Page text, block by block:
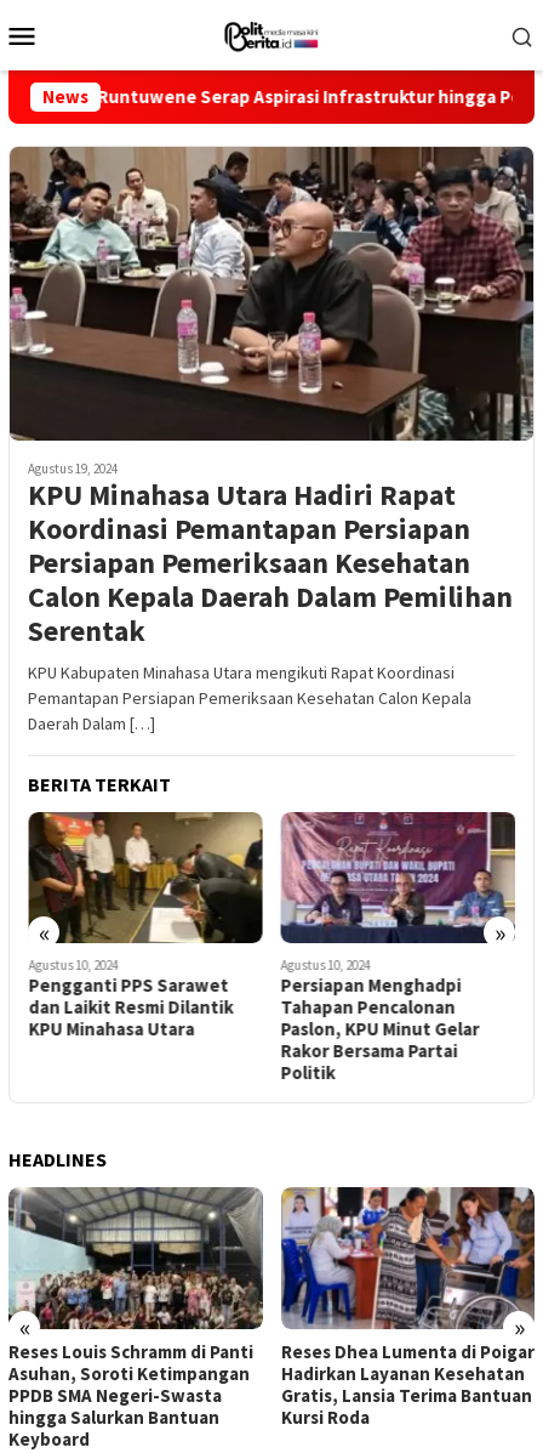
ke
Mobile
News Serap Aspirasi Infrastruktur hingga Pemberdayaan
Agustus 19, 2024
KPU Minahasa Utara Hadiri Rapat
Koordinasi Pemantapan Persiapan
Persiapan Pemeriksaan Kesehatan
Calon Kepala Daerah Dalam Pemilihan
Serentak
KPU Kabupaten Minahasa Utara mengikuti Rapat Koordinasi
Pemantapan Persiapan Pemeriksaan Kesehatan Calon Kepala
Daerah Dalam […]
BERITA TERKAIT
« »
Agustus 10, 2024
Pengganti PPS Sarawet
dan Laikit Resmi Dilantik
KPU Minahasa Utara
Agustus 10, 2024
Persiapan Menghadpi
Tahapan Pencalonan
Paslon, KPU Minut Gelar
Rakor Bersama Partai
Politik
HEADLINES
« »
Reses Louis Schramm di Panti
Asuhan, Soroti Ketimpangan
PPDB SMA Negeri-Swasta
hingga Salurkan Bantuan
Keyboard
Reses Dhea Lumenta di Poigar
Hadirkan Layanan Kesehatan
Gratis, Lansia Terima Bantuan
Kursi Roda